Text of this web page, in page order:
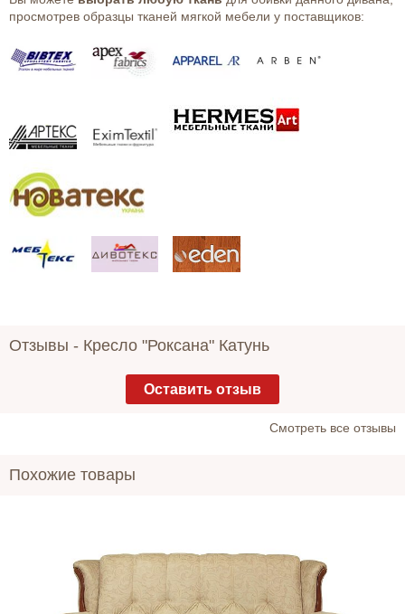
просмотрев образцы тканей мягкой мебели у поставщиков:
Отзывы - Кресло "Роксана" Катунь
Оставить отзыв
Cмотреть все отзывы
Похожие товары